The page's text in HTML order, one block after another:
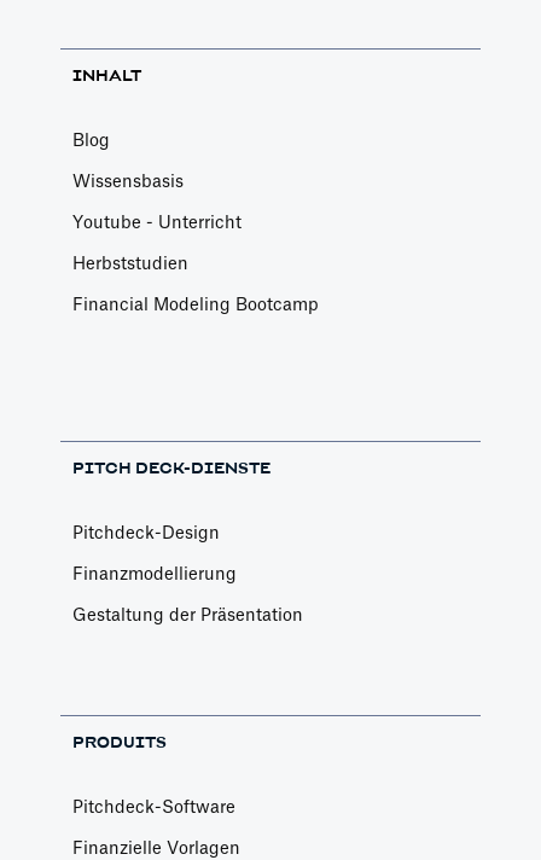
INHALT
Blog
Wissensbasis
Youtube - Unterricht
Herbststudien
Financial Modeling Bootcamp
PITCH DECK-DIENSTE
Pitchdeck-Design
Finanzmodellierung
Gestaltung der Präsentation
PRODUITS
Pitchdeck-Software
Finanzielle Vorlagen